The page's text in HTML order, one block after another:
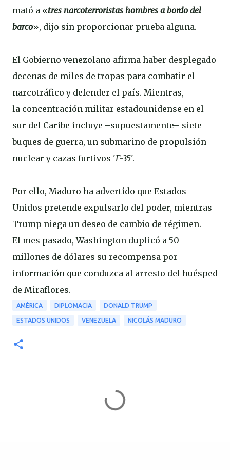
mató a «tres narcoterroristas hombres a bordo del
barco», dijo sin proporcionar prueba alguna.
El Gobierno venezolano afirma haber desplegado
decenas de miles de tropas para combatir el
narcotráfico y defender el país. Mientras,
la concentración militar estadounidense en el
sur del Caribe incluye –supuestamente– siete
buques de guerra, un submarino de propulsión
nuclear y cazas furtivos 'F-35'.
Por ello, Maduro ha advertido que Estados
Unidos pretende expulsarlo del poder, mientras
Trump niega un deseo de cambio de régimen.
El mes pasado, Washington duplicó a 50
millones de dólares su recompensa por
información que conduzca al arresto del huésped
de Miraflores.
AMÉRICA DIPLOMACIA DONALD TRUMP
ESTADOS UNIDOS VENEZUELA NICOLÁS MADURO